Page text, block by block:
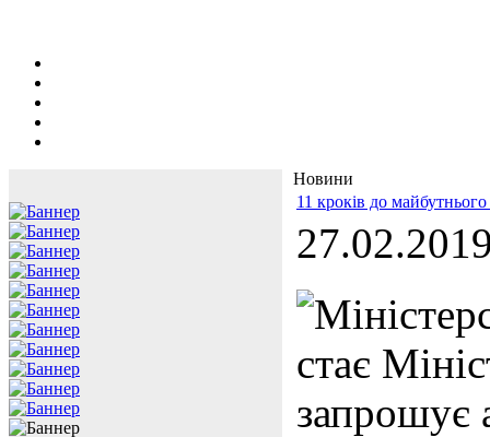
Новини
11 кроків до
стає
запрошує